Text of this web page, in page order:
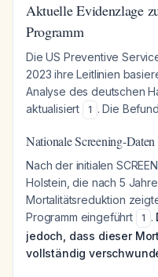
Aktuelle Evidenzlage
Programm
Die US Preventive
2023 ihre Leitlinien
Analyse des deutschen
aktualisiert
1 . Die
Nationale Screening-
Nach der initialen
Holstein, die nach 5
Mortalitätsreduktion
Programm eingeführt
1 .
jedoch, dass dieser
vollständig